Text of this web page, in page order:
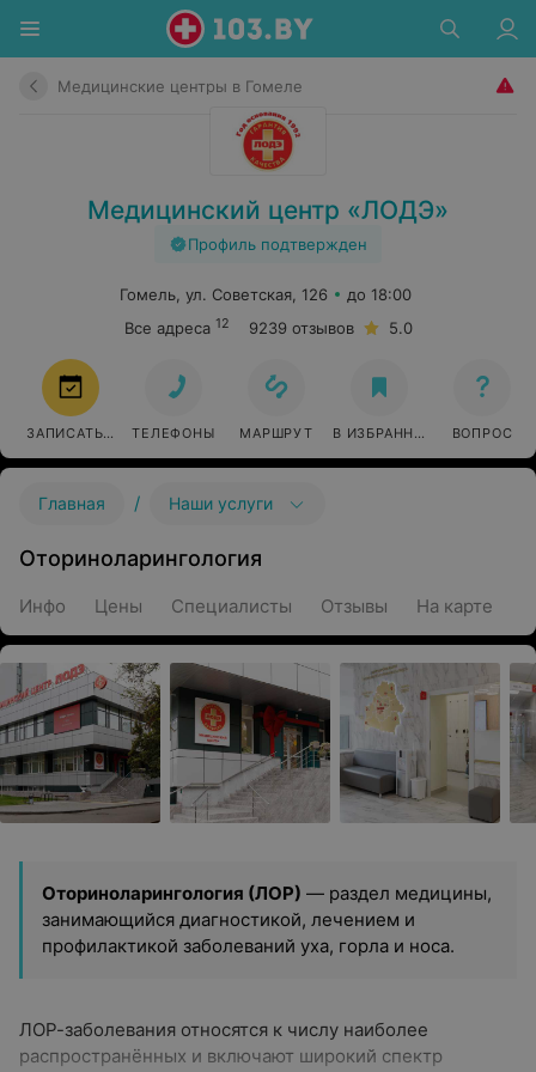
Медицинские центры в Гомеле
Медицинский центр «ЛОДЭ»
Профиль подтвержден
Гомель, ул. Советская, 126
до 18:00
Все адреса 12 9239 отзывов 5.0
ЗАПИСАТЬСЯ ТЕЛЕФОНЫ МАРШРУТ В ИЗБРАННОЕ ВОПРОС
Главная / Наши услуги
Оториноларингология
Инфо Цены Специалисты Отзывы На карте
Оториноларингология (ЛОР) — раздел медицины,
занимающийся диагностикой, лечением и
профилактикой заболеваний уха, горла и носа.
ЛОР-заболевания относятся к числу наиболее
распространённых и включают широкий спектр